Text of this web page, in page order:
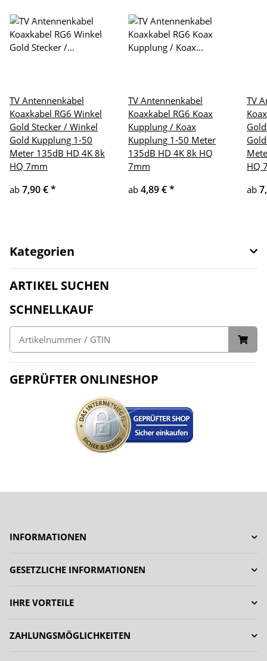
TV Antennenkabel
Koaxkabel RG6 Winkel
Gold Stecker / Winkel
Gold Kupplung 1-50
Meter 135dB HD 4K 8k
HQ 7mm
ab 7,90 €*
TV Antennenkabel
Koaxkabel RG6 Koax
Kupplung / Koax
Kupplung 1-50 Meter
135dB HD 4K 8k HQ
7mm
ab 4,89 €*
TV
HQ
ab
Kategorien
ARTIKEL SUCHEN
SCHNELLKAUF
GEPRÜFTER ONLINESHOP
INFORMATIONEN
GESETZLICHE INFORMATIONEN
IHRE VORTEILE
ZAHLUNGSMÖGLICHKEITEN